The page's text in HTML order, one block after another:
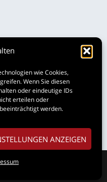
wie Cookies,
Wenn Sie diesen
oder eindeutige IDs
erteilen oder
werden.
ANZEIGEN